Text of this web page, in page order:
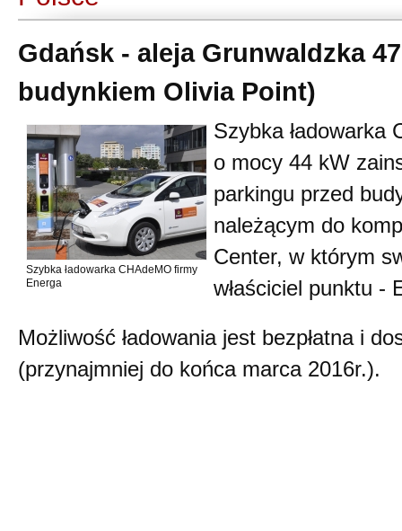
Gdańsk - aleja Grunwaldzka
budynkiem Olivia Point)
Szybka ładowarka CHAdeMO firmy
Energa
Szybka ładowarka
o mocy 44 kW
parkingu przed
należącym do
Center, w którym
właściciel punktu -
Możliwość ładowania jest bezpłatna i
(przynajmniej do końca marca 2016r.).